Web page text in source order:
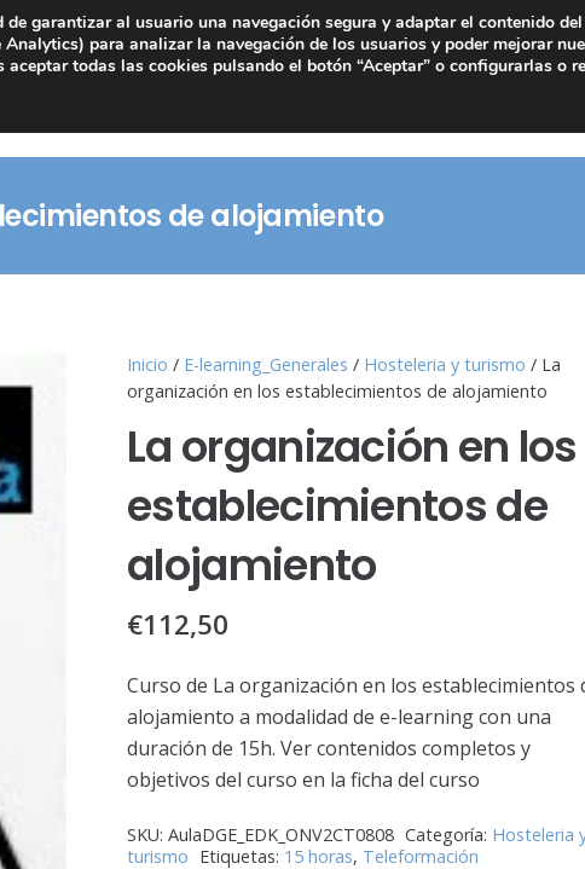
de alojamiento
Inicio / E-learning_Generales / Hosteleria y turismo / La
organización en los establecimientos de alojamiento
La organización en los
establecimientos de
alojamiento
€112,50
Curso de La organización en los establecimientos
alojamiento a modalidad de e-learning con una
duración de 15h. Ver contenidos completos y
objetivos del curso en la ficha del curso
SKU:AulaDGE_EDK_ONV2CT0808 Categoría: Hosteleria
turismo Etiquetas: 15 horas, Teleformación
garantizar al usuario una navegación segura y adaptar el contenido
para analizar la navegación de los usuarios y poder mejorar
aceptar todas las cookies pulsando el botón “Aceptar” o configurarlas o